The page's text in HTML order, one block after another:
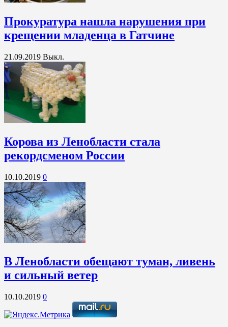
Прокуратура нашла нарушения при
крещении младенца в Гатчине
21.09.2019 Выкл.
Корова из Ленобласти стала
рекордсменом России
10.10.2019 0
В Ленобласти обещают туман, ливень
и сильный ветер
10.10.2019 0